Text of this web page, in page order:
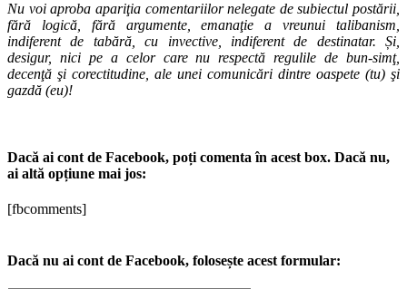
Nu voi aproba apariţia comentariilor nelegate de subiectul postării,
fără logică, fără argumente, emanaţie a vreunui talibanism,
indiferent de tabără, cu invective, indiferent de destinatar. Și,
desigur, nici pe a celor care nu respectă regulile de bun-simţ,
decenţă şi corectitudine, ale unei comunicări dintre oaspete (tu) şi
gazdă (eu)!
Dacă ai cont de Facebook, poți comenta în acest box. Dacă nu,
ai altă opțiune mai jos:
[fbcomments]
Dacă nu ai cont de Facebook, folosește acest formular: